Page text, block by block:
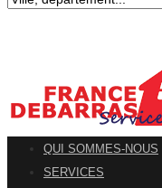
QUI SOMMES-NOUS
SERVICES